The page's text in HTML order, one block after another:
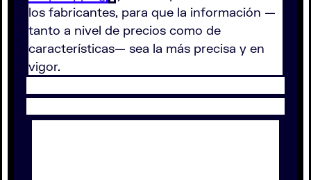
los fabricantes, para que la información —
tanto a nivel de precios como de
características— sea la más precisa y en
vigor.